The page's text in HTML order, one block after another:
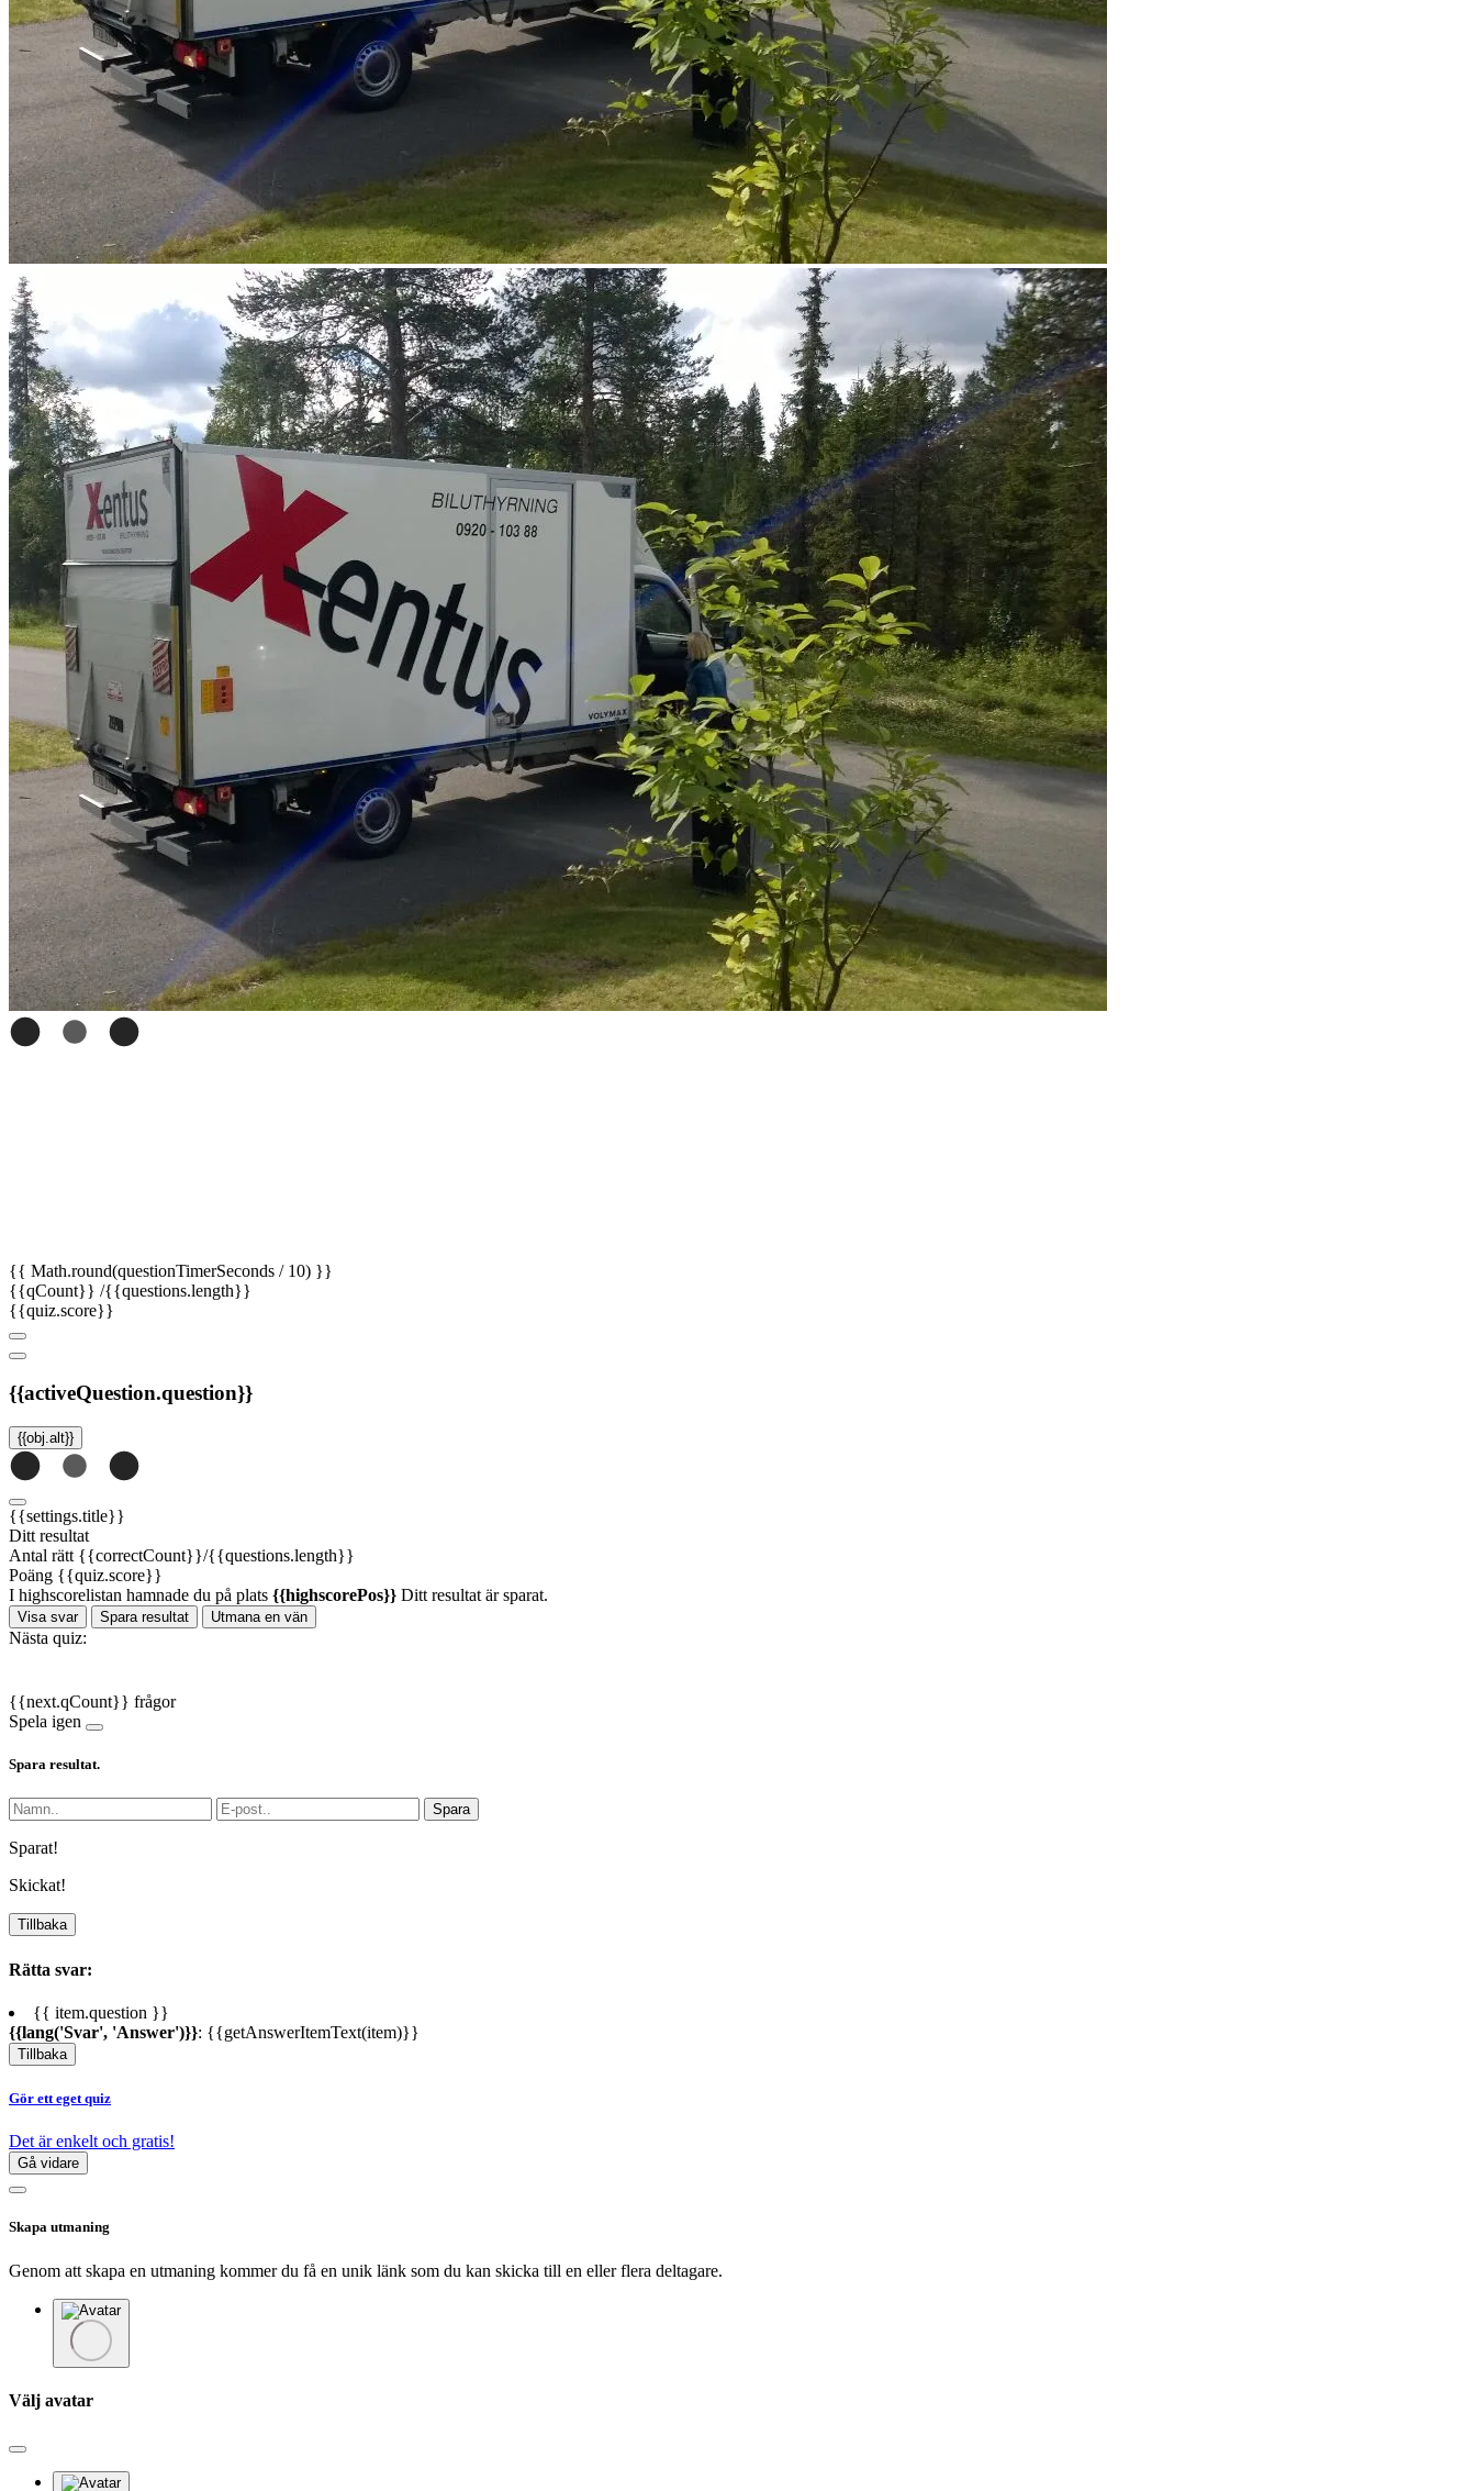
{{ Math.round(questionTimerSeconds / 10) }}
{{qCount}} /{{questions.length}}
{{quiz.score}}
{{activeQuestion.question}}
{{obj.alt}}
{{settings.title}}
Ditt resultat
Antal rätt {{correctCount}}/{{questions.length}}
Poäng {{quiz.score}}
I highscorelistan hamnade du på plats {{highscorePos}} Ditt resultat är sparat.
Visa svar Spara resultat Utmana en vän
Nästa quiz:
{{next.qCount}} frågor
Spela igen
Spara resultat.
Spara
Sparat!
Skickat!
Tillbaka
Rätta svar:
{{ item.question }}
{{lang('Svar', 'Answer')}}: {{getAnswerItemText(item)}}
Tillbaka
Gör ett eget quiz
Det är enkelt och gratis!
Gå vidare
Skapa utmaning
Genom att skapa en utmaning kommer du få en unik länk som du kan skicka till en eller flera deltagare.
Välj avatar